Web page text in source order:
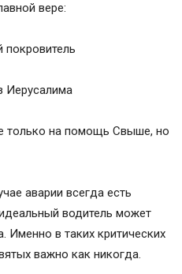
вере:
покровитель
Иерусалима
только на помощь Свыше, но
аварии всегда есть
водитель может
Именно в таких критических
важно как никогда.